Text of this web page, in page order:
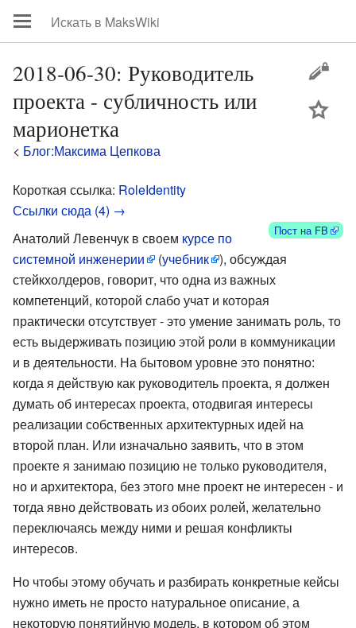
2018-06-30: Руководитель
проекта - субличность или
марионетка
< Блог:Максима Цепкова
Короткая ссылка: RoleIdentity
Ссылки сюда (4) →
Пост на FB
Анатолий Левенчук в своем курсе по
системной инженерии
(учебник ), обсуждая
стейкхолдеров, говорит, что одна из важных
компетенций, которой слабо учат и которая
практически отсутствует - это умение занимать роль, то
есть выдерживать позицию этой роли в коммуникации
и в деятельности. На бытовом уровне это понятно:
когда я действую как руководитель проекта, я должен
думать об интересах проекта, отодвигая интересы
реализации собственных архитектурных идей на
второй план. Или изначально заявить, что в этом
проекте я занимаю позицию не только руководителя,
но и архитектора, без этого мне проект не интересен - и
тогда явно действовать из обоих ролей, желательно
переключаясь между ними и решая конфликты
интересов.
Но чтобы этому обучать и разбирать конкретные кейсы
нужно иметь не просто натуральное описание, а
некоторую понятийную модель, в котором об этом